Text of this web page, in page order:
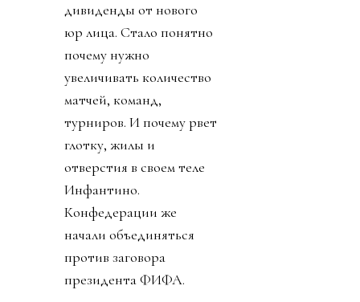
дивиденды от нового
юр лица. Стало понятно
почему нужно
увеличивать количество
матчей, команд,
турниров. И почему рвет
глотку, жилы и
отверстия в своем теле
Инфантино.
Конфедерации же
начали объединяться
против заговора
президента ФИФА.